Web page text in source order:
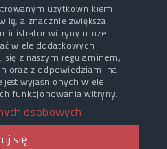
użytkownikiem
a znacznie zwiększa
witryny może
wiele dodatkowych
się z naszym regulaminem,
oraz z odpowiedziami na
jest wyjaśnionych wiele
funkcjonowania witryny.
osobowych
się